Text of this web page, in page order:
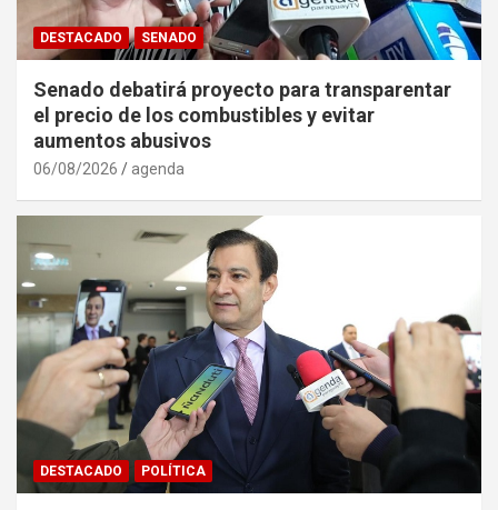
DESTACADO SENADO
Senado debatirá proyecto para transparentar
el precio de los combustibles y evitar
aumentos abusivos
06/08/2026 agenda
DESTACADO POLÍTICA